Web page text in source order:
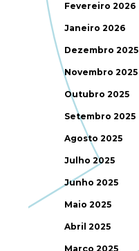
Fevereiro 2026
Janeiro 2026
Dezembro 2025
Novembro 2025
Outubro 2025
Setembro 2025
Agosto 2025
Julho 2025
Junho 2025
Maio 2025
Abril 2025
Março 2025